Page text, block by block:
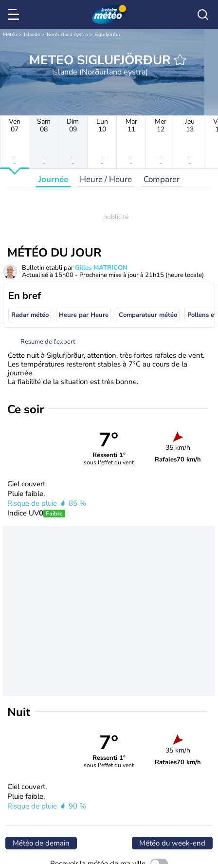
Météo Islande Norðurland eystra Siglufjörður
METEO SIGLUFJÖRÐUR
Islande (Norðurland eystra)
Ven
07
-
-
Sam
08
-
-
Dim
09
-
-
Lun
10
-
-
Mar
11
-
-
Mer
12
-
-
Jeu
13
-
-
Journée Heure / Heure Comparer
MÉTÉO DU JOUR
Bulletin établi parGilles MATRICON
Actualisé à 15h00 - Prochaine mise à jour à 21h15 (heure locale)
En bref
Radar météo Heure par Heure Comparateur météo Pollens
Résumé de l’expert
Cette nuit à Siglufjörður, attention, très fortes rafales de vent.
Les températures resteront stables à 7°C au cours de la
journée.
La fiabilité de la situation est très bonne.
Ce soir
7°
Ressenti 1°
sous l'effet du vent
35 km/h
Rafales70 km/h
Ciel couvert.
Pluie faible.
Risque de pluie
85 %
Indice UV0 Faible
Nuit
7°
Ressenti 1°
sous l'effet du vent
35 km/h
Rafales70 km/h
Ciel couvert.
Pluie faible.
Risque de pluie
90 %
Météo de demain Météo du week-end